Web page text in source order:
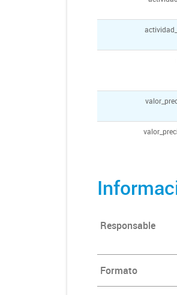
Responsable
Formato